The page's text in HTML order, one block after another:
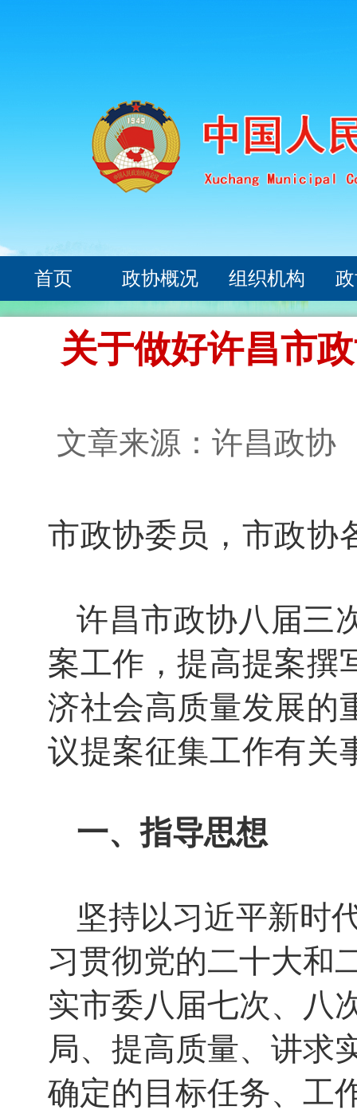
首页 政协概况 组织机构
关于做好许昌市
文章来源：许昌政
市政协委员，市政协
许昌市政协八 届三
案工作，提高提案撰
济社会高质量发展的
议提案征集工作有关
一、指导思想
坚持以习近平新时
习贯彻党的二十大和
实市委八届七次、八
局、提高质量、讲求
确定的目标任务、工